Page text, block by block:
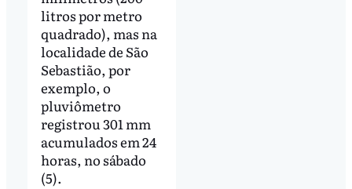
litros por metro
quadrado), mas na
localidade de São
Sebastião, por
exemplo, o
pluviômetro
registrou 301 mm
acumulados em 24
horas, no sábado
(5).